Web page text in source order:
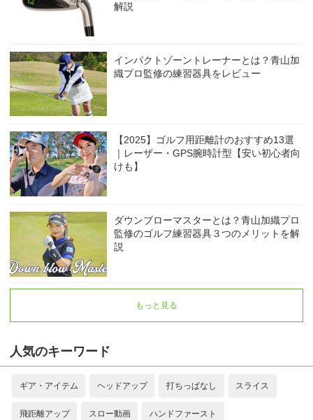
解説
インパクトゾーントレーナーとは？青山加
織プロ監修の練習器具をレビュー
【2025】ゴルフ用距離計のおすすめ13選
｜レーザー・GPS腕時計型【安い初心者向
けも】
ダウンブローマスターとは？青山加織プロ
監修のゴルフ練習器具３つのメリットを解
説
もっと見る
人気のキーワード
ギア・アイテム ヘッドアップ 打ちっぱなし スライス
飛距離アップ スロー動画 ハンドファースト